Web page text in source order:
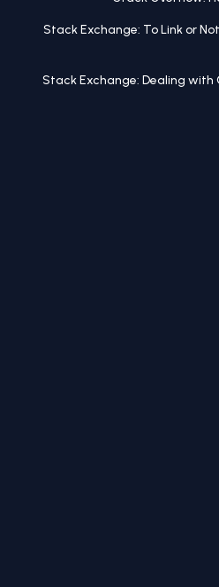
Stack Exchange: To Link or
Stack Exchange: Dealing